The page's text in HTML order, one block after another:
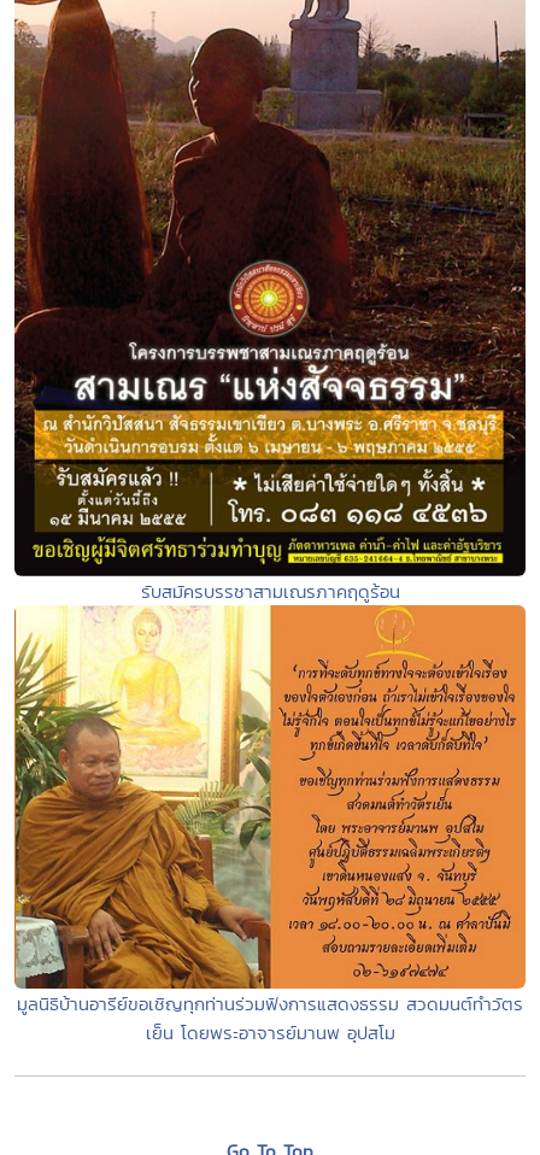
รับสมัครบรรชาสามเณรภาคฤดูร้อน
มูลนิธิบ้านอารีย์ขอเชิญทุกท่านร่วมฟังการแสดงธรรม สวดมนต์ทำวัตร
เย็น โดยพระอาจารย์มานพ อุปสโม